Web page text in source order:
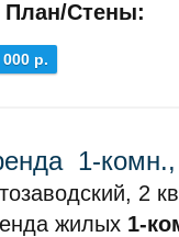
План/Стены:
000 р.
1-комн.,
2
жилых 1-